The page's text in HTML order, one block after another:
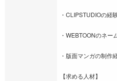
・CLIPSTUDIOの経
・WEBTOONのネ
・版面マンガの制作
【求める人材】